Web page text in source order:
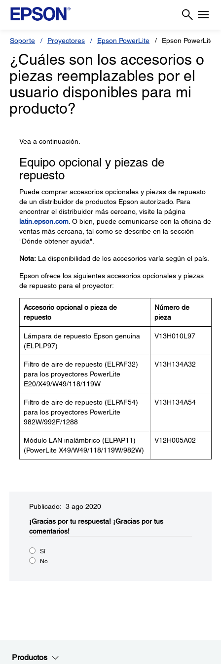
Soporte Proyectores Epson PowerLite Epson PowerLite
¿Cuáles son los accesorios o
piezas reemplazables por el
usuario disponibles para mi
producto?
Vea a continuación.
Equipo opcional y piezas de
repuesto
Puede comprar accesorios opcionales y piezas de repuesto
de un distribuidor de productos Epson autorizado. Para
encontrar el distribuidor más cercano, visite la página
latin.epson.com . O bien, puede comunicarse con la oficina de
ventas más cercana, tal como se describe en la sección
"Dónde obtener ayuda".
Nota: La disponibilidad de los accesorios varía según el país.
Epson ofrece los siguientes accesorios opcionales y piezas
de repuesto para el proyector:
Accesorio opcional o pieza de
repuesto
Número de
pieza
Lámpara de repuesto Epson genuina
(ELPLP97)
V13H010L97
Filtro de aire de repuesto (ELPAF32)
para los proyectores PowerLite
E20/X49/W49/118/119W
V13H134A32
Filtro de aire de repuesto (ELPAF54)
para los proyectores PowerLite
982W/992F/1288
V13H134A54
Módulo LAN inalámbrico (ELPAP11)
(PowerLite X49/W49/118/119W/982W)
V12H005A02
Publicado: 3 ago 2020
¡Gracias por tu respuesta! ¡Gracias por tus
comentarios!
Sí
No
Productos